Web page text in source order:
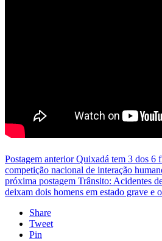
Postagem anterior Quixadá tem 3 dos 6
competição nacional de interação
próxima postagem Trânsito: Acidentes
deixam dois homens em estado grave e
Share
Tweet
Pin